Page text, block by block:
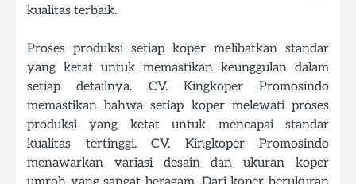
kualitas terbaik.
Proses produksi setiap koper melibatkan standar
yang ketat untuk memastikan keunggulan dalam
setiap detailnya. CV. Kingkoper Promosindo
memastikan bahwa setiap koper melewati proses
produksi yang ketat untuk mencapai standar
kualitas tertinggi. CV. Kingkoper Promosindo
menawarkan variasi desain dan ukuran koper